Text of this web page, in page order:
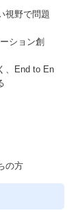
視野で問題
ション創
、End to En
の方